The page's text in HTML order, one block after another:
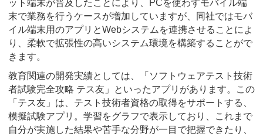
ット端末が普及したことにより、PCを使わずモバイル端
末で業務を行うケースが増加していますが、同社ではモバ
イル端末用のアプリとWebシステムを連携させることによ
り、柔軟で拡張性の高いシステム環境を構築することがで
きます。
教育関連の開発実績としては、「ソフトウェアテスト技術
者試験完全攻略 テス友」といったアプリがあります。この
「テス友」は、テスト技術者資格の取得をサポートする、
模擬試験アプリ。学習をグラフで表示しており、これまで
自分が実施した結果や苦手な分野が一目で把握できたり、